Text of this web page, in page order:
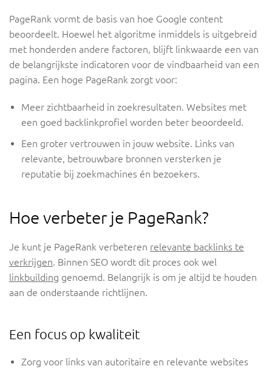
PageRank vormt de basis van hoe Google content
beoordeelt. Hoewel het algoritme inmiddels is uitgebreid
met honderden andere factoren, blijft linkwaarde een van
de belangrijkste indicatoren voor de vindbaarheid van een
pagina. Een hoge PageRank zorgt voor:
Meer zichtbaarheid in zoekresultaten. Websites met
een goed backlinkprofiel worden beter beoordeeld.
Een groter vertrouwen in jouw website. Links van
relevante, betrouwbare bronnen versterken je
reputatie bij zoekmachines én bezoekers.
Hoe verbeter je PageRank?
Je kunt je PageRank verbeteren relevante backlinks te
verkrijgen. Binnen SEO wordt dit proces ook wel
linkbuilding genoemd. Belangrijk is om je altijd te houden
aan de onderstaande richtlijnen.
Een focus op kwaliteit
Zorg voor links van autoritaire en relevante websites